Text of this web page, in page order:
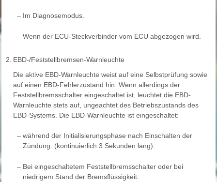
– Im Diagnosemodus.
– Wenn der ECU-Steckverbinder vom ECU abgezogen wird.
2. EBD-/Feststellbremsen-Warnleuchte
Die aktive EBD-Warnleuchte weist auf eine Selbstprüfung sowie
auf einen EBD-Fehlerzustand hin. Wenn allerdings der
Feststellbremsschalter eingeschaltet ist, leuchtet die EBD-
Warnleuchte stets auf, ungeachtet des Betriebszustands des
EBD-Systems. Die EBD-Warnleuchte ist eingeschaltet:
– während der Initialisierungsphase nach Einschalten der
Zündung. (kontinuierlich 3 Sekunden lang).
– Bei eingeschaltetem Feststellbremsschalter oder bei
niedrigem Stand der Bremsflüssigkeit.